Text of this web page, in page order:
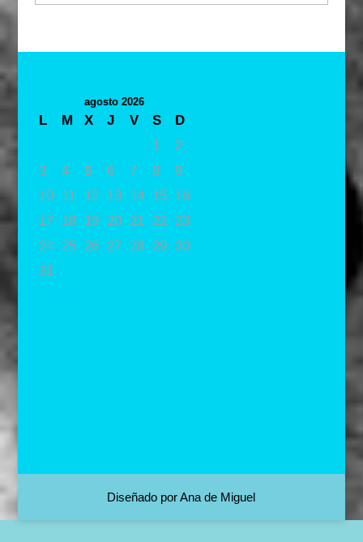
agosto 2026
L M X J V S
D
1
2
3
4 5 6 7 8
9
10
11 12 13 14 15
16
17
18 19 20 21 22
23
24
25 26 27 28 29 30
31
Diseñado por Ana de Miguel